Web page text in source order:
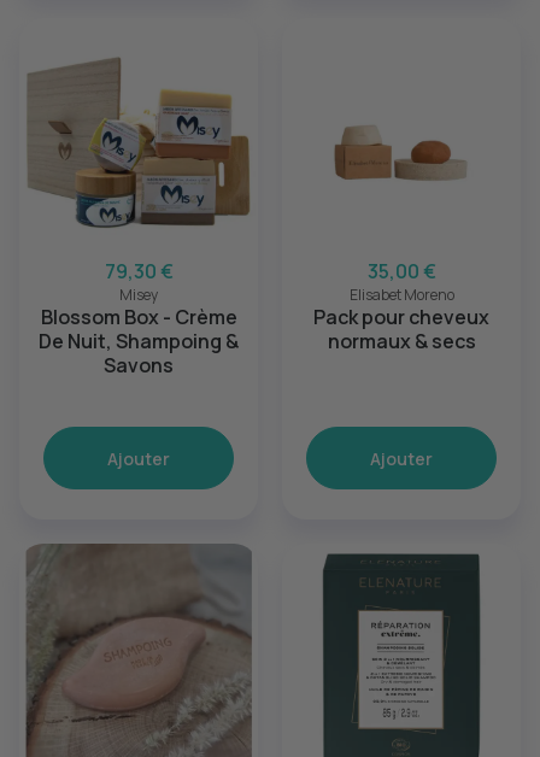
79,30 €
Misey
Blossom Box - Crème
De Nuit, Shampoing &
Savons
Ajouter
35,00 €
Elisabet Moreno
Pack pour cheveux
normaux & secs
Ajouter